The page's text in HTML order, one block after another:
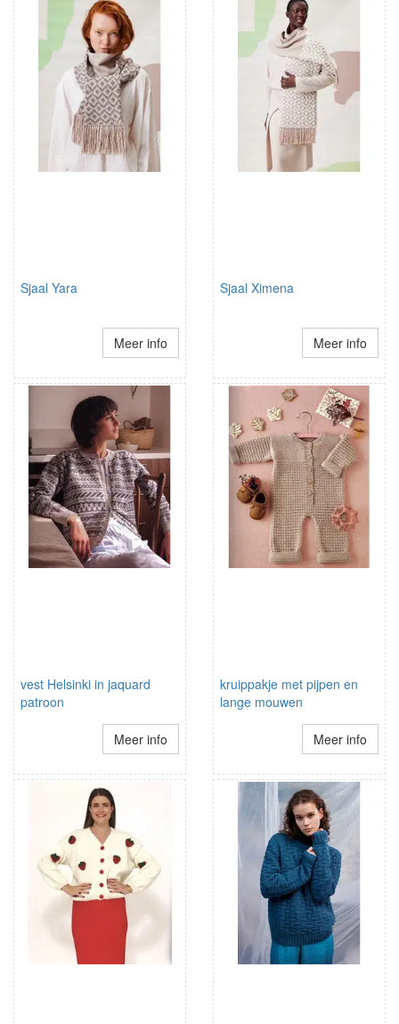
Sjaal Yara
Meer info
Sjaal Ximena
Meer info
vest Helsinki in jaquard
patroon
Meer info
kruippakje met pijpen en
lange mouwen
Meer info